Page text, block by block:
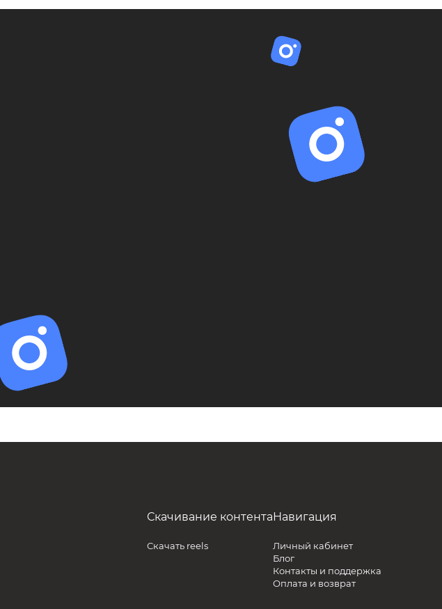
Скачивание контента
Скачать reels
Навигация
Личный кабинет
Блог
Контакты и поддержка
Оплата и возврат